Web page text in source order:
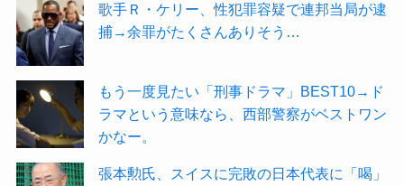
歌手Ｒ・ケリー、性犯罪容疑で連邦当局が逮
捕→余罪がたくさんありそう…
もう一度見たい「刑事ドラマ」BEST10→ド
ラマという意味なら、西部警察がベストワン
かなー。
張本勲氏、スイスに完敗の日本代表に「喝」